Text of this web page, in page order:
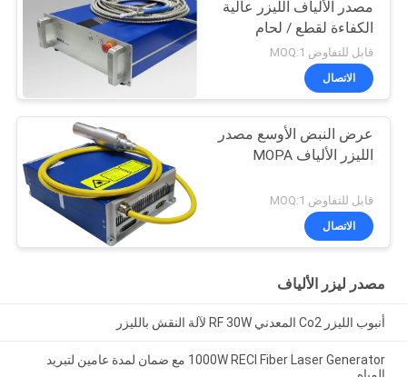
مصدر الألياف الليزر عالية
الكفاءة لقطع / لحام
قابل للتفاوض MOQ:1
الاتصال
عرض النبض الأوسع مصدر
الليزر الألياف MOPA
قابل للتفاوض MOQ:1
الاتصال
مصدر ليزر الألياف
أنبوب الليزر Co2 المعدني RF 30W لآلة النقش بالليزر
1000W RECI Fiber Laser Generator مع ضمان لمدة عامين لتبريد